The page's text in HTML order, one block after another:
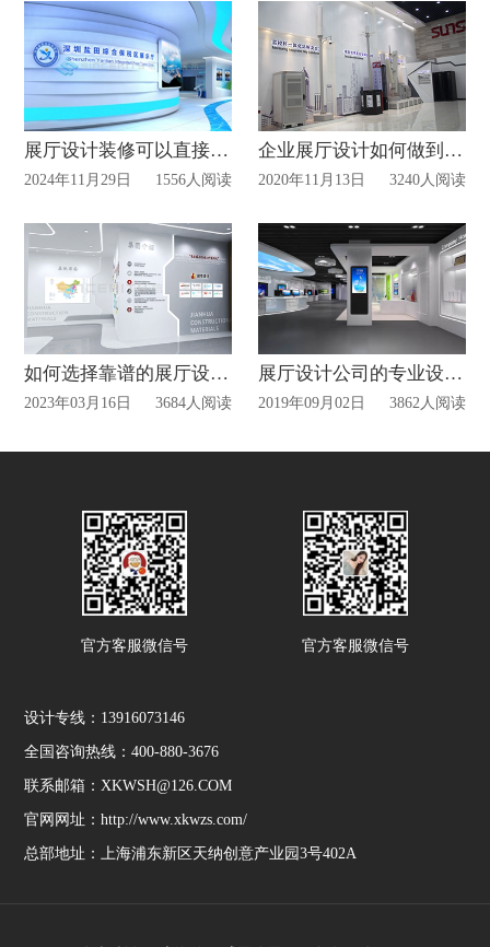
展厅设计装修可以直接找房屋装修公司做吗？
2024年11月29日 1556人阅读
企业展厅设计如何做到独一无二？
2020年11月13日 3240人阅读
如何选择靠谱的展厅设计公司？
2023年03月16日 3684人阅读
展厅设计公司的专业设计理念
2019年09月02日 3862人阅读
官方客服微信号 官方客服微信号
设计专线：13916073146
全国咨询热线：400-880-3676
联系邮箱：XKWSH@126.COM
官网网址：http://www.xkwzs.com/
总部地址：上海浦东新区天纳创意产业园3号402A